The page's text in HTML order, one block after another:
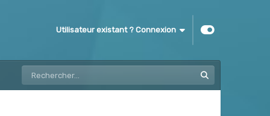
Utilisateur existant ? Connexion